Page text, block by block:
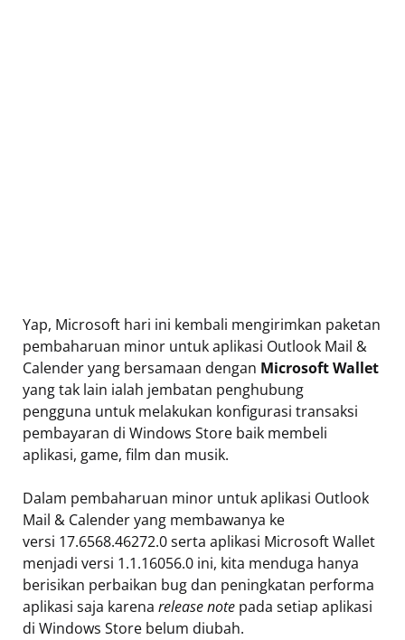
Yap, Microsoft hari ini kembali mengirimkan paketan
pembaharuan minor untuk aplikasi Outlook Mail &
Calender yang bersamaan dengan Microsoft Wallet
yang tak lain ialah jembatan penghubung
pengguna untuk melakukan konfigurasi transaksi
pembayaran di Windows Store baik membeli
aplikasi, game, film dan musik.
Dalam pembaharuan minor untuk aplikasi Outlook
Mail & Calender yang membawanya ke
versi 17.6568.46272.0 serta aplikasi Microsoft Wallet
menjadi versi 1.1.16056.0 ini, kita menduga hanya
berisikan perbaikan bug dan peningkatan performa
aplikasi saja karena release note pada setiap aplikasi
di Windows Store belum diubah.